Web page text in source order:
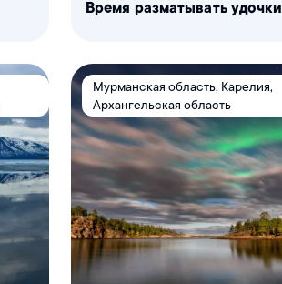
Время разматывать удочки
Мурманская область, Карелия,
Архангельская область